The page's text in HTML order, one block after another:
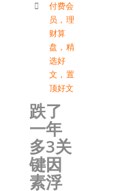
付费会
员 ， 理
财算
盘 ， 精
选好
文 ， 置
顶好文
跌了
一年
多3关
键因
素浮